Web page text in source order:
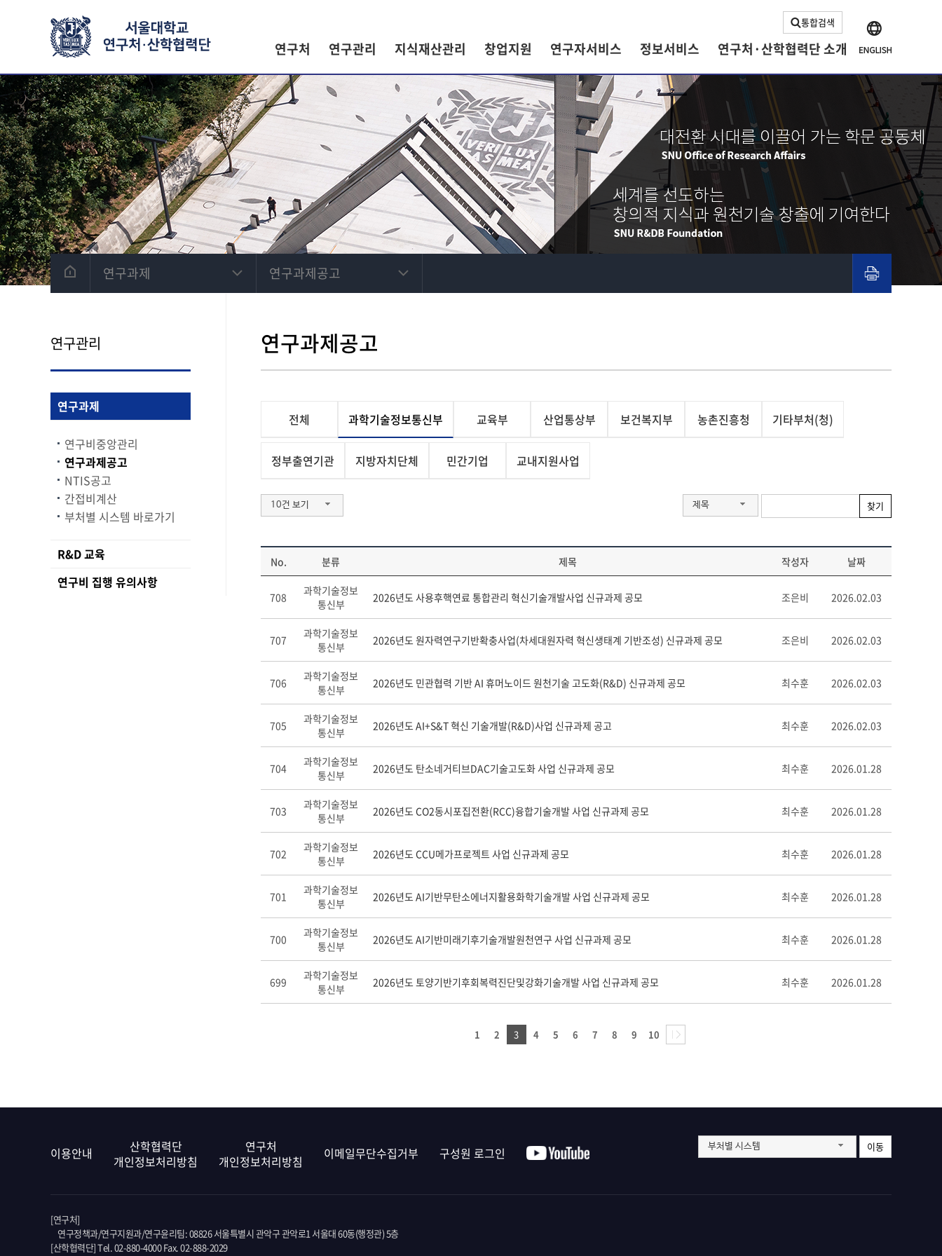
통합검색
연구처 연구관리 지식재산관리 창업지원 연구자서비스 정보서비스 연구처·산학협력단 소개
연구과제 연구과제공고
연구관리
연구과제
연구비중앙관리
연구과제공고
NTIS공고
간접비계산
부처별 시스템 바로가기
R&D 교육
연구비 집행 유의사항
연구과제공고
전체 과학기술정보통신부 교육부 산업통상부 보건복지부 농촌진흥청 기타부처(청)
정부출연기관 지방자치단체 민간기업 교내지원사업
10건 보기 제목 찾기
No. 분류 제목 작성자 날짜
708
과학기술정보
통신부
2026년도 사용후핵연료 통합관리 혁신기술개발사업 신규과제 공모 조은비 2026.02.03
707
과학기술정보
통신부
2026년도 원자력연구기반확충사업(차세대원자력 혁신생태계 기반조성) 신규과제 공모 조은비 2026.02.03
706
과학기술정보
통신부
2026년도 민관협력 기반 AI 휴머노이드 원천기술 고도화(R&D) 신규과제 공모 최수훈 2026.02.03
705
과학기술정보
통신부
2026년도 AI+S&T 혁신 기술개발(R&D)사업 신규과제 공고 최수훈 2026.02.03
704
과학기술정보
통신부
2026년도 탄소네거티브DAC기술고도화 사업 신규과제 공모 최수훈 2026.01.28
703
과학기술정보
통신부
2026년도 CO2동시포집전환(RCC)융합기술개발 사업 신규과제 공모 최수훈 2026.01.28
702
과학기술정보
통신부
2026년도 CCU메가프로젝트 사업 신규과제 공모 최수훈 2026.01.28
701
과학기술정보
통신부
2026년도 AI기반무탄소에너지활용화학기술개발 사업 신규과제 공모 최수훈 2026.01.28
700
과학기술정보
통신부
2026년도 AI기반미래기후기술개발원천연구 사업 신규과제 공모 최수훈 2026.01.28
699
과학기술정보
통신부
2026년도 토양기반기후회복력진단및강화기술개발 사업 신규과제 공모 최수훈 2026.01.28
1 2 3 4 5 6 7 8 9 10
이용안내
산학협력단
개인정보처리방침
연구처
개인정보처리방침
이메일무단수집거부 구성원 로그인 부처별 시스템 이동
[연구처]
연구정책과/연구지원과/연구윤리팀: 08826 서울특별시 관악구 관악로1 서울대 60동(행정관) 5층
[산학협력단] Tel. 02-880-4000 Fax. 02-888-2029